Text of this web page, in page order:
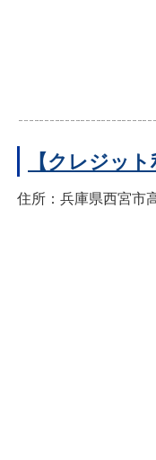
【クレジッ
住所：兵庫県西宮市